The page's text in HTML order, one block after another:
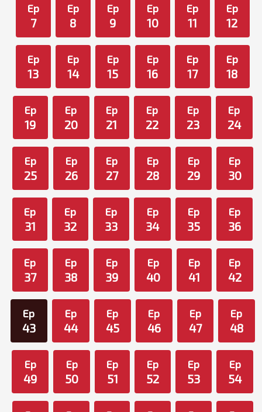
Ep
7
Ep
8
Ep
9
Ep
10
Ep
11
Ep
12
Ep
13
Ep
14
Ep
15
Ep
16
Ep
17
Ep
18
Ep
19
Ep
20
Ep
21
Ep
22
Ep
23
Ep
24
Ep
25
Ep
26
Ep
27
Ep
28
Ep
29
Ep
30
Ep
31
Ep
32
Ep
33
Ep
34
Ep
35
Ep
36
Ep
37
Ep
38
Ep
39
Ep
40
Ep
41
Ep
42
Ep
43
Ep
44
Ep
45
Ep
46
Ep
47
Ep
48
Ep
49
Ep
50
Ep
51
Ep
52
Ep
53
Ep
54